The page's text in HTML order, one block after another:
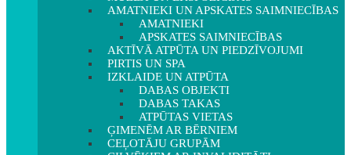
AMATNIEKI UN APSKATES SAIMNIECĪBAS
AMATNIEKI
APSKATES SAIMNIECĪBAS
AKTĪVĀ ATPŪTA UN PIEDZĪVOJUMI
PIRTIS UN SPA
IZKLAIDE UN ATPŪTA
DABAS OBJEKTI
DABAS TAKAS
ATPŪTAS VIETAS
ĢIMENĒM AR BĒRNIEM
CEĻOTĀJU GRUPĀM